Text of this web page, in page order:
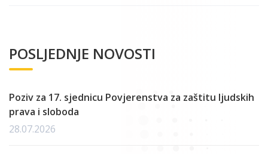
POSLJEDNJE NOVOSTI
Poziv za 17. sjednicu Povjerenstva za zaštitu ljudskih
prava i sloboda
28.07.2026